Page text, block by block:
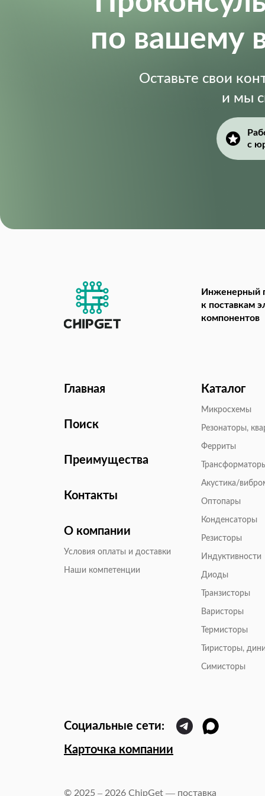
по вашему
Оставьте свои
и мы
с
Инженерный
к поставкам
компонентов
Главная
Поиск
Преимущества
Контакты
О компании
Условия оплаты и доставки
Наши компетенции
Каталог
Микросхемы
Резонаторы,
Ферриты
Акустика/
Оптопары
Конденсаторы
Резисторы
Индуктивности
Диоды
Транзисторы
Варисторы
Термисторы
Тиристоры,
Симисторы
Карточка компании
© 2025 – 2026 ChipGet — поставка